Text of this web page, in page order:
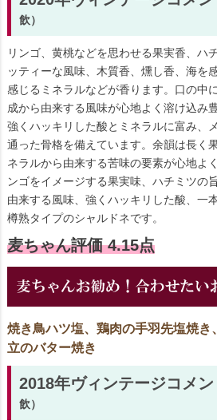
飲）
リンゴ、黄桃などを思わせる果実香、ハ
ッティーな風味、木質香、燻し香、海を
感じるミネラルなどが香ります。口の中
成から由来する風味が心地よく溶け込み
強くハッキリした酸とミネラルに富み、
通った骨格を備えています。余韻は長く
ネラルから由来する苦味の要素が心地よ
ンゴをイメージする果実味、ハチミツの
由来する風味、強くハッキリした酸、一
樽熟タイプのシャルドネです。
麦ちゃん評価 4.15点
焼き鳥ハツ塩、鶏肉の手羽先塩焼き
立のバター焼き
2018年ヴィンテージコメン
飲）